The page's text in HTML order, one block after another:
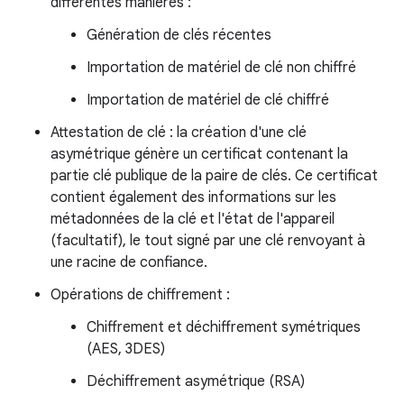
Génération de clés récentes
Importation de matériel de clé non chiffré
Importation de matériel de clé chiffré
Attestation de clé : la création d'une clé
asymétrique génère un certificat contenant la
partie clé publique de la paire de clés. Ce certificat
contient également des informations sur les
métadonnées de la clé et l'état de l'appareil
(facultatif), le tout signé par une clé renvoyant à
une racine de confiance.
Opérations de chiffrement :
Chiffrement et déchiffrement symétriques
(AES, 3DES)
Déchiffrement asymétrique (RSA)